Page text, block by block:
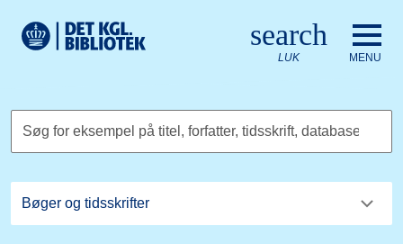
Det Kongelige Biblioteks logo. Gå til Det Kongelige
search
LUK MENU
Søg for eksempel på titel, forfatter, tidsskrift, database